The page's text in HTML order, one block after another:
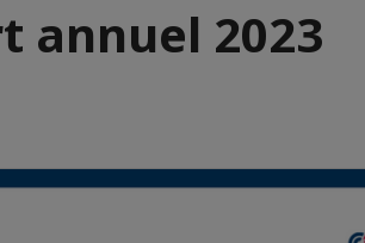
annuel 2023